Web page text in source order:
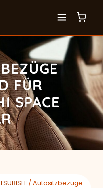
FÜR
SPACE
/ Autositzbezüge